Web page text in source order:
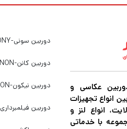
عکاسی و
انواع تجهیزات
انواع لنز و
با خدماتی
دوربین سونی-SONY
دوربین کانن-CANON
دوربین نیکون-NIKON
دوربین فیلمبرداری